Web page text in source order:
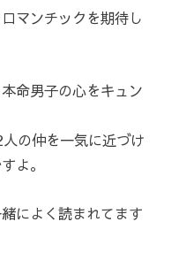
マンチックを期待し
命男子の心をキュン
の仲を一気に近づけ
よ。
によく読まれてます